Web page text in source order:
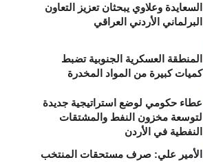
السعايدة وعلاوي يبحثان تعزيز التعاون
البرلماني الأردني العراقي
المنطقة العسكرية الجنوبية تضبط
كميات كبيرة من المواد المخدرة
عطاء حكومي لوضع استراتيجية جديدة
لتوسعة مخزون النفط والمشتقات
النفطية في الأردن
الأمير علي: صرف مستحقات المنتخب